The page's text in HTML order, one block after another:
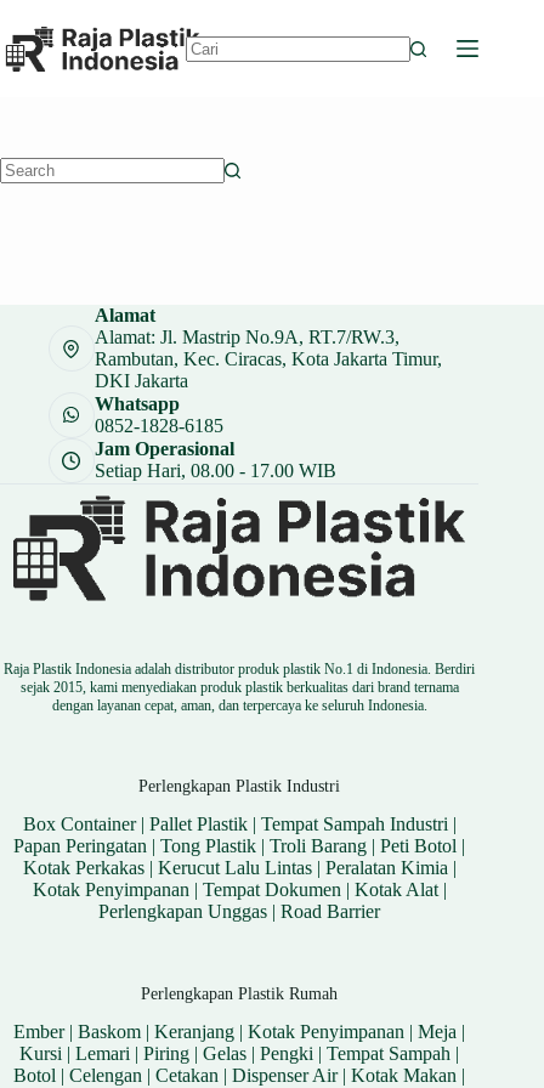
to
content
Alamat
Alamat: Jl. Mastrip No.9A, RT.7/RW.3,
Rambutan, Kec. Ciracas, Kota Jakarta Timur,
DKI Jakarta
Whatsapp
0852-1828-6185
Jam Operasional
Setiap Hari, 08.00 - 17.00 WIB
Raja Plastik Indonesia adalah distributor produk plastik No.1 di Indonesia. Berdiri
sejak 2015, kami menyediakan produk plastik berkualitas dari brand ternama
dengan layanan cepat, aman, dan terpercaya ke seluruh Indonesia.
Perlengkapan Plastik Industri
Box Container| Pallet Plastik| Tempat Sampah Industri |
Papan Peringatan |Tong Plastik |Troli Barang |Peti Botol |
Kotak Perkakas| Kerucut Lalu Lintas| Peralatan Kimia |
Kotak Penyimpanan | Tempat Dokumen | Kotak Alat|
Perlengkapan Unggas |Road Barrier
Perlengkapan Plastik Rumah
Ember|Baskom |Keranjang |Kotak Penyimpanan |Meja |
Kursi |Lemari |Piring |Gelas |Pengki |Tempat Sampah |
Botol |Celengan |Cetakan |Dispenser Air|Kotak Makan |